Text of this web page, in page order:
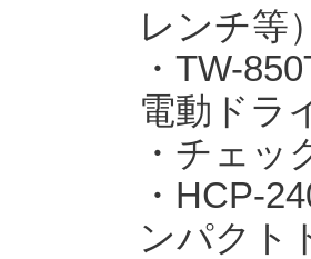
レンチ等
・TW-
電動ドラ
・チェ
・HCP-
ンパクト